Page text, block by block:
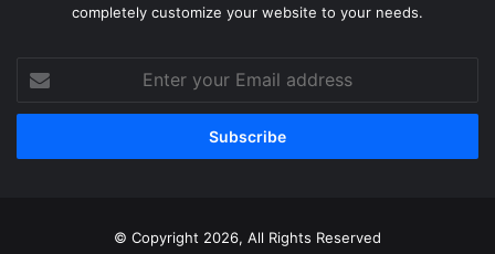
completely customize your website to your needs.
Enter
your
Email
© Copyright 2026, All Rights Reserved